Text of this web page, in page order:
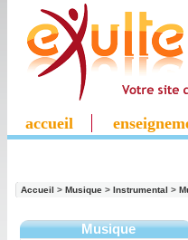
accueil
Accueil > Musique > Instrumental >
Musique